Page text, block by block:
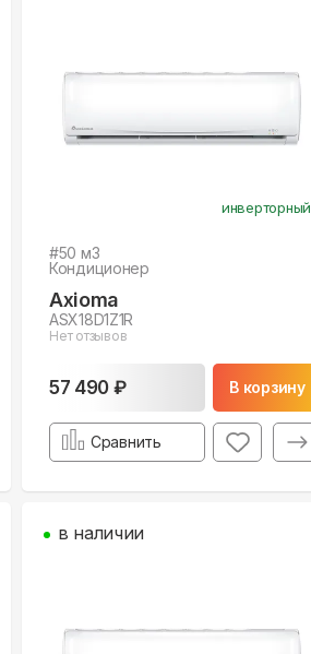
инверторный
#50 м3
Кондиционер
Axioma
ASX18D1Z1R
Нет отзывов
57 490 ₽ В корзину
Сравнить
в наличии